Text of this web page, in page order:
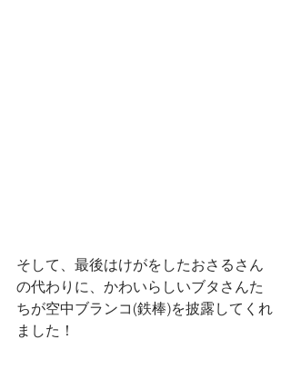
そして、最後はけがをしたおさるさん
の代わりに、かわいらしいブタさんた
ちが空中ブランコ(鉄棒)を披露してくれ
ました！